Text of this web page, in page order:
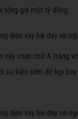
tổng giá một tỷ đồng.
váy voan chữ A trắng
sự kiện sớm để kịp